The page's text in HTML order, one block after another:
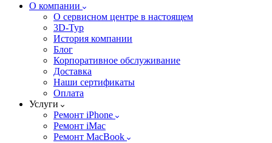
О компании
О сервисном центре в настоящем
3D-Тур
История компании
Блог
Корпоративное обслуживание
Доставка
Наши сертификаты
Оплата
Услуги
Ремонт iPhone
Ремонт iMac
Ремонт MacBook